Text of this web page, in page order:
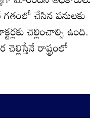
గతంలో చేసిన పనులకు
చెల్లించాల్సి ఉంది.
రాష్ట్రంలో